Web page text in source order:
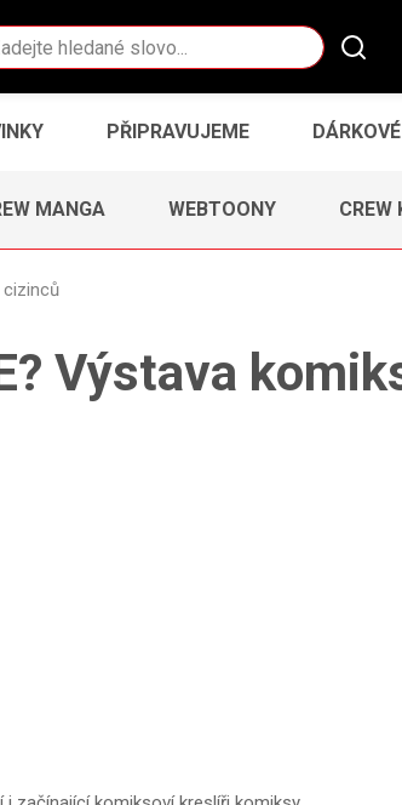
PŘIPRAVUJEME
MANGA WEBTOONY CREW
cizinců
Výstava